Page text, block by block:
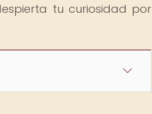
tu curiosidad por